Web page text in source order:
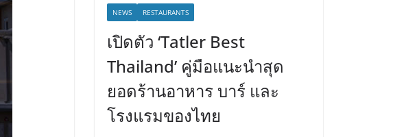
NEWS RESTAURANTS
เปิดตัว ‘Tatler Best
Thailand’ คู่มือแนะนำสุด
ยอดร้านอาหาร บาร์ และ
โรงแรมของไทย